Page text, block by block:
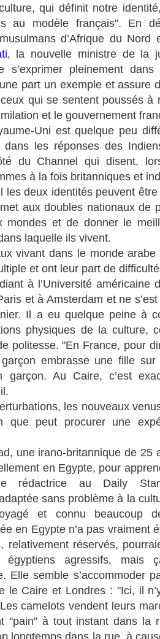
qui définit notre
au modèle français". En
d’Afrique du Nord
, la nouvelle ministre de la
s’exprimer pleinement dans
part un exemple et assure
qui se sentent poussés à
et le gouvernement
Uni est quelque peu
les réponses des
du Channel qui disent,
à la fois britanniques et
les deux identités peuvent
aux doubles nationaux de
mondes et de donner le
laquelle ils vivent.
vivant dans le monde arabe
et ont leur part de
à l’Université américaine
et à Amsterdam et ne
Il a eu quelque peine à
physiques de la culture,
politesse. "En France, pour
embrasse une fille
Au Caire, c’est
les nouveaux
que peut procurer une
une irano-britannique de 25
en Egypte, pour
rédactrice au Daily
sans problème à la
et connu beaucoup
en Egypte n’a pas vraiment
relativement réservés,
égyptiens agressifs, mais
Elle semble s’accommoder
le Caire et Londres : "Ici, il
camelots vendent leurs
"pain" à tout instant dans la